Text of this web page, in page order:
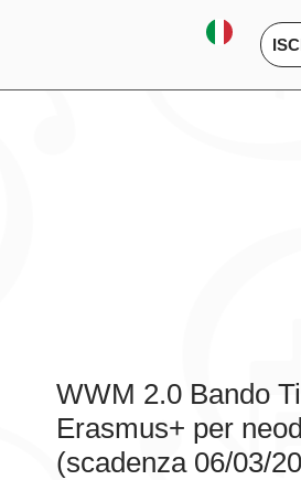
WWM 2.0 Bando
Erasmus+ per
(scadenza 06/03/